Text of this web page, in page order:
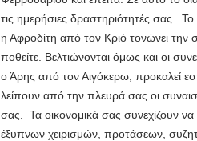
τις ημερήσιες δραστηριότητές σας.
η Αφροδίτη από τον Κριό τονώνει την
ποθείτε. Βελτιώνονται όμως και οι
ο Άρης από τον Αιγόκερω, προκαλεί
λείπουν από την πλευρά σας οι
σας. Τα οικονομικά σας συνεχίζουν
έξυπνων χειρισμών, προτάσεων,